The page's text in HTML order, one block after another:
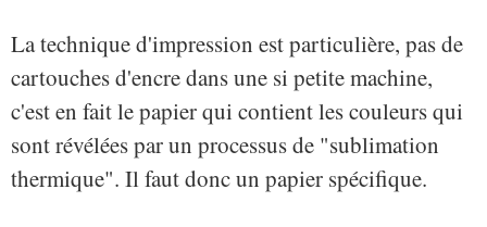
La technique d'impression est particulière, pas de
cartouches d'encre dans une si petite machine,
c'est en fait le papier qui contient les couleurs qui
sont révélées par un processus de "sublimation
thermique". Il faut donc un papier spécifique.